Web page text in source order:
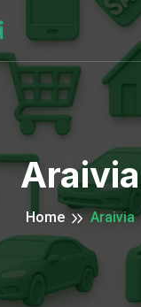
Araivia
Home Araivia